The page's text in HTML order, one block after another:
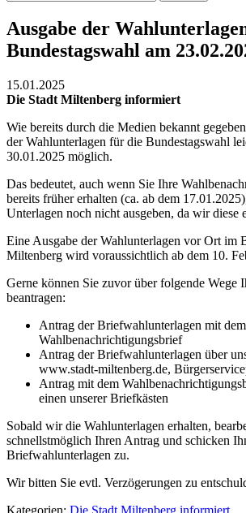
Ausgabe der
Bundestagswahl am
15.01.2025
Die Stadt Miltenberg informiert
Wie bereits durch die Medien bekannt
der Wahlunterlagen für die Bundestagswahl
30.01.2025 möglich.
Das bedeutet, auch wenn Sie Ihre
bereits früher erhalten (ca. ab dem
Unterlagen noch nicht ausgeben, da wir diese
Eine Ausgabe der Wahlunterlagen vor Ort im
Miltenberg wird voraussichtlich ab dem 10.
Gerne können Sie zuvor über folgende Wege
beantragen:
Antrag der Briefwahlunterlagen mit
Wahlbenachrichtigungsbrief
Antrag der Briefwahlunterlagen über
www.stadt-miltenberg.de,
Antrag mit dem
einen unserer Briefkästen
Sobald wir die Wahlunterlagen erhalten,
schnellstmöglich Ihren Antrag und schicken
Briefwahlunterlagen zu.
Wir bitten Sie evtl. Verzögerungen zu
Kategorien: Die Stadt Miltenberg informiert